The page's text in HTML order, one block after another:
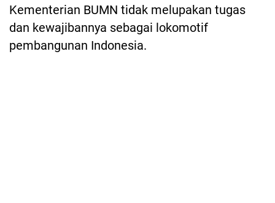
Kementerian BUMN tidak melupakan tugas
dan kewajibannya sebagai lokomotif
pembangunan Indonesia.